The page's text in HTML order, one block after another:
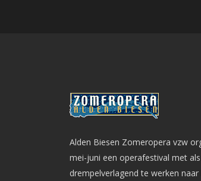
Alden Biesen Zomeropera vzw
mei-juni een operafestival met
drempelverlagend te werken